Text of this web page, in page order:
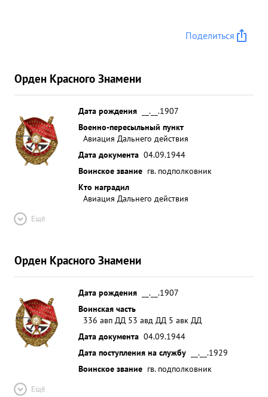
Поделиться
Орден Красного Знамени
Дата рождения
__.__.1907
Военно-пересыльный пункт
Авиация Дальнего действия
Дата документа 04.09.1944
Воинское звание гв. подполковник
Кто наградил
Авиация Дальнего действия
Ещё
Орден Красного Знамени
Дата рождения
__.__.1907
Воинская часть
336 авп ДД 53 авд ДД 5 авк ДД
Дата документа 04.09.1944
Дата поступления на службу
__.__.1929
Воинское звание гв. подполковник
Ещё